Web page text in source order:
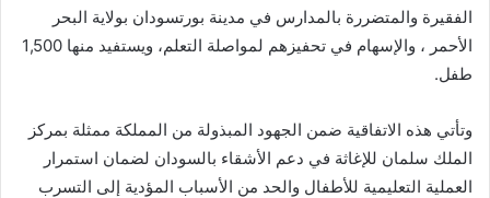
الفقيرة والمتضررة بالمدارس في مدينة بورتسودان بولاية البحر
الأحمر ، والإسهام في تحفيزهم لمواصلة التعلم، ويستفيد منها 1,500
طفل.
وتأتي هذه الاتفاقية ضمن الجهود المبذولة من المملكة ممثلة بمركز
الملك سلمان للإغاثة في دعم الأشقاء بالسودان لضمان استمرار
العملية التعليمية للأطفال والحد من الأسباب المؤدية إلى التسرب